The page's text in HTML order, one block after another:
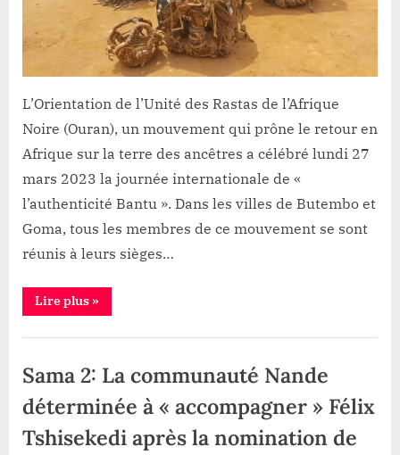
Rasta
Ouran
sur
l’identité
culturelle
»
L’Orientation de l’Unité des Rastas de l’Afrique
Noire (Ouran), un mouvement qui prône le retour en
Afrique sur la terre des ancêtres a célébré lundi 27
mars 2023 la journée internationale de «
l’authenticité Bantu ». Dans les villes de Butembo et
Goma, tous les membres de ce mouvement se sont
réunis à leurs sièges…
Lire plus“Journée
internationale
l’authenticité
Mouvement
Rasta
Ouran
prêche
«
l’identité
»
Sama 2: La communauté Nande
déterminée à « accompagner » Félix
Tshisekedi après la nomination de